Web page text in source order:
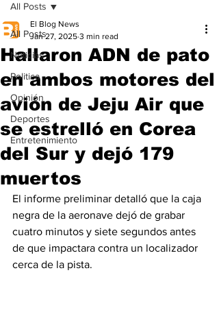
All Posts
Noticias
Politica
Opinión
Deportes
Entretenimiento
All Posts
Hallaron ADN de pato
en ambos motores del
avión de Jeju Air que
se estrelló en Corea
del Sur y dejó 179
muertos
El Blog News
Jan 27, 2025 3 min read
El informe preliminar detalló que la caja
negra de la aeronave dejó de grabar
cuatro minutos y siete segundos antes
de que impactara contra un localizador
cerca de la pista.